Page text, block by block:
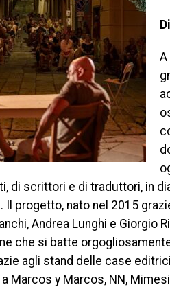
A
di scrittori e di traduttori, in
Il progetto, nato nel 2015
Andrea Lunghi e Giorgio
che si batte
agli stand delle case
Marcos y Marcos, NN,